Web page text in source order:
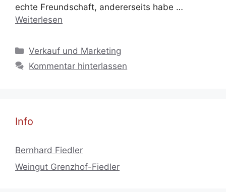
echte Freundschaft, andererseits habe …
Weiterlesen
Kategorien
Verkauf und Marketing
Kommentar hinterlassen
Info
Bernhard Fiedler
Weingut Grenzhof-Fiedler